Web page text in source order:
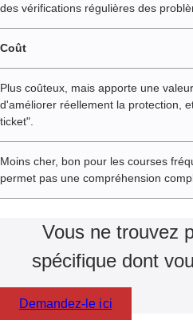
des vérifications régulières des
Coût
Plus coûteux, mais apporte une
d'améliorer réellement la protection,
ticket".
Moins cher, bon pour les courses
permet pas une compréhension
Vous ne trouvez
spécifique dont
Demandez-le ici